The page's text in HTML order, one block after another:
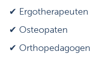
✔ Ergotherapeuten
✔ Osteopaten
✔ Orthopedagogen